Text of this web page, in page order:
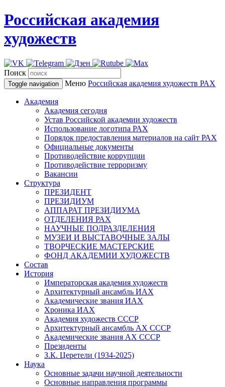
Российская академия
художеств
Поиск
Toggle navigation Меню Российская академия художеств РАХ
Академия
Академия сегодня
Устав Российской академии художеств
Использование логотипа РАХ
Порядок предоставления материалов на сайт РАХ
Официальные документы
Противодействие коррупции
Противодействие терроризму
Вакансии
Структура
ПРЕЗИДЕНТ
ПРЕЗИДИУМ
АППАРАТ ПРЕЗИДИУМА
ОТДЕЛЕНИЯ РАХ
НАУЧНЫЕ ПОДРАЗДЕЛЕНИЯ
МУЗЕИ И ВЫСТАВОЧНЫЕ ЗАЛЫ
ТВОРЧЕСКИЕ МАСТЕРСКИЕ
ФОНД АКАДЕМИИ ХУДОЖЕСТВ
Состав
История
Императорская академия художеств
Архитектурный ансамбль ИАХ
Академические звания ИАХ
Хроника ИАХ
Академия художеств СССР
Архитектурный ансамбль АХ СССР
Академические звания АХ СССР
Президенты
З.К. Церетели (1934-2025)
Наука
Основные задачи научной деятельности
Основные направления программы